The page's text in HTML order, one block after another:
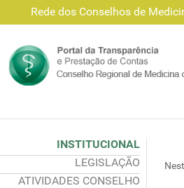
Rede dos Conselhos de
INSTITUCIONAL
LEGISLAÇÃO
ATIVIDADES CONSELHO